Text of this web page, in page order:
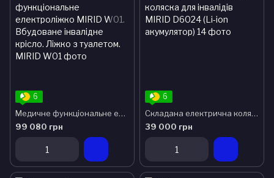
6
Медичне функціональне електроліжко MIRID W01. Вбудоване інвалідне крісло. Ліжко з туалетом.
99 080 грн
6
Складана електрична коляска для інвалідів MIRID D6024 (Li-ion акумулятор)
39 000 грн